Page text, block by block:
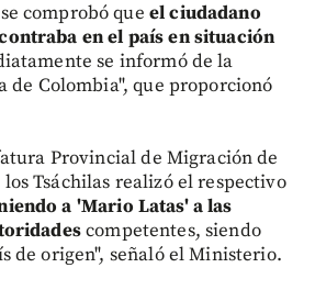
comprobó que el ciudadano
en el país en situación
se informó de la
de Colombia", que proporcionó
Provincial de Migración de
Tsáchilas realizó el respectivo
a 'Mario Latas' a las
competentes, siendo
de origen", señaló el Ministerio.